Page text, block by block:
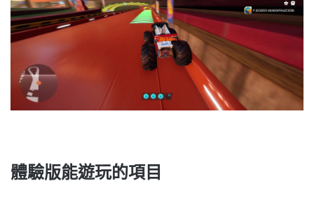
體驗版能遊玩的項目